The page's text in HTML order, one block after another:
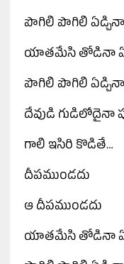
పొగిలి పొగిలి
యాతమేసి తోడినా
పొగిలి పొగిలి
దేవుడి గుడిలోదైనా
గాలి ఇసిరి కొడితే…
దీపముండదు
ఆ దీపముండదు
యాతమేసి తోడినా